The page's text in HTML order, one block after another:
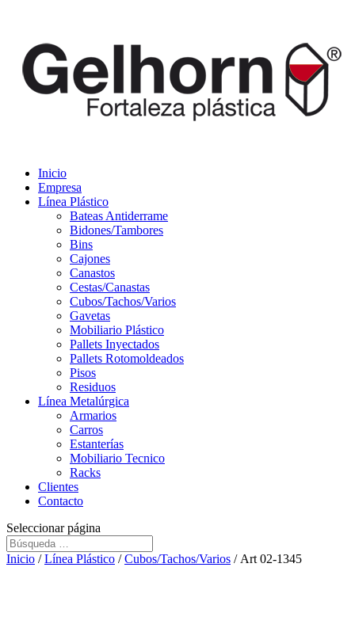
Inicio
Empresa
Línea Plástico
Bateas Antiderrame
Bidones/Tambores
Bins
Cajones
Canastos
Cestas/Canastas
Cubos/Tachos/Varios
Gavetas
Mobiliario Plástico
Pallets Inyectados
Pallets Rotomoldeados
Pisos
Residuos
Línea Metalúrgica
Armarios
Carros
Estanterías
Mobiliario Tecnico
Racks
Clientes
Contacto
Seleccionar página
Inicio /Línea Plástico /Cubos/Tachos/Varios / Art 02-1345